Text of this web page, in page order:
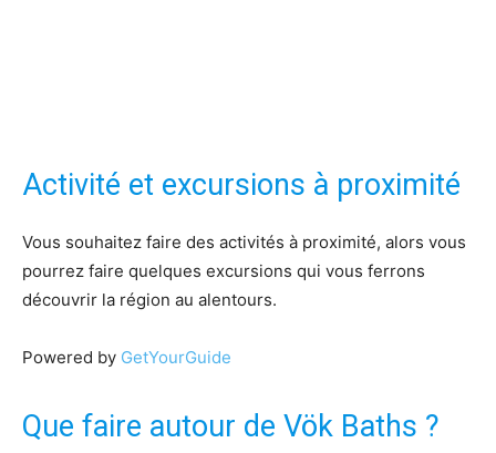
Activité et excursions à proximité
Vous souhaitez faire des activités à proximité, alors vous
pourrez faire quelques excursions qui vous ferrons
découvrir la région au alentours.
Powered by GetYourGuide
Que faire autour de Vök Baths ?